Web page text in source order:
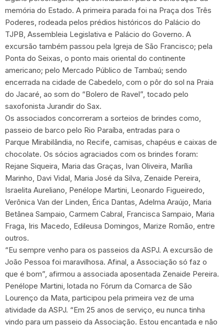
memória do Estado. A primeira parada foi na Praça dos Três
Poderes, rodeada pelos prédios históricos do Palácio do
TJPB, Assembleia Legislativa e Palácio do Governo. A
excursão também passou pela Igreja de São Francisco; pela
Ponta do Seixas, o ponto mais oriental do continente
americano; pelo Mercado Público de Tambaú; sendo
encerrada na cidade de Cabedelo, com o pôr do sol na Praia
do Jacaré, ao som do “Bolero de Ravel”, tocado pelo
saxofonista Jurandir do Sax.
Os associados concorreram a sorteios de brindes como,
passeio de barco pelo Rio Paraíba, entradas para o
Parque Mirabilândia, no Recife, camisas, chapéus e caixas de
chocolate. Os sócios agraciados com os brindes foram:
Rejane Siqueira, Maria das Graças, Ivan Oliveira, Marília
Marinho, Davi Vidal, Maria José da Silva, Zenaide Pereira,
Israelita Aureliano, Penélope Martini, Leonardo Figueiredo,
Verônica Van der Linden, Érica Dantas, Adelma Araújo, Maria
Betânea Sampaio, Carmem Cabral, Francisca Sampaio, Maria
Fraga, Iris Macedo, Edileusa Domingos, Marize Romão, entre
outros.
“Eu sempre venho para os passeios da ASPJ. A excursão de
João Pessoa foi maravilhosa. Afinal, a Associação só faz o
que é bom”, afirmou a associada aposentada Zenaide Pereira.
Penélope Martini, lotada no Fórum da Comarca de São
Lourenço da Mata, participou pela primeira vez de uma
atividade da ASPJ. “Em 25 anos de serviço, eu nunca tinha
vindo para um passeio da Associação. Estou encantada e não